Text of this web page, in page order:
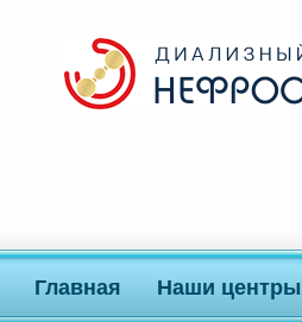
Главная Наши центры